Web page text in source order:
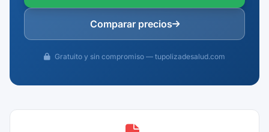
Comparar precios
Gratuito y sin compromiso — tupolizadesalud.com